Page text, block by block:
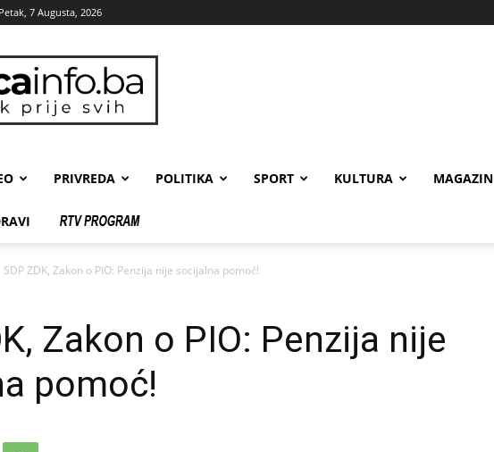
Petak, 7 Augusta, 2026
zenicainfo.ba
PRIVREDA POLITIKA SPORT KULTURA MAGAZIN
SDP ZDK, Zakon o PIO: Penzija nije socijalna pomoć!
Zakon o PIO: Penzija nije
pomoć!